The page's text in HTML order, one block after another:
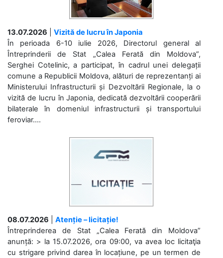
13.07.2026
Vizită de lucru în Japonia
În perioada 6-10 iulie 2026, Directorul general al
Întreprinderii de Stat „Calea Ferată din Moldova”,
Serghei Cotelinic, a participat, în cadrul unei delegații
comune a Republicii Moldova, alături de reprezentanți ai
Ministerului Infrastructurii și Dezvoltării Regionale, la o
vizită de lucru în Japonia, dedicată dezvoltării cooperării
bilaterale în domeniul infrastructurii și transportului
feroviar....
08.07.2026
Atenție – licitație!
Întreprinderea de Stat „Calea Ferată din Moldova”
anunță: > la 15.07.2026, ora 09:00, va avea loc licitaţia
cu strigare privind darea în locațiune, pe un termen de